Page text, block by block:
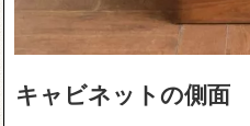
キャビネットの側面